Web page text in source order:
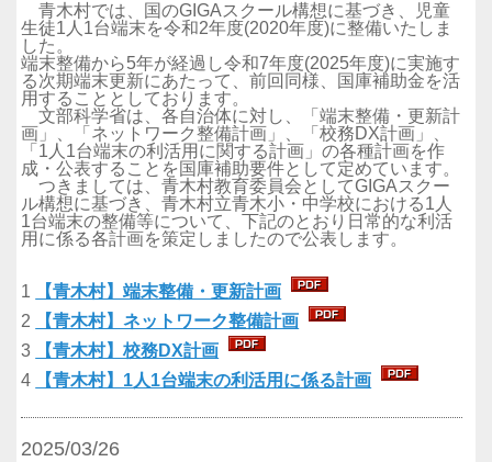
青木村では、国のGIGAスクール構想に基づき、児童
生徒1人1台端末を令和2年度(2020年度)に整備いたしま
した。
端末整備から5年が経過し令和7年度(2025年度)に実施す
る次期端末更新にあたって、前回同様、国庫補助金を活
用することとしております。
文部科学省は、各自治体に対し、「端末整備・更新計
画」、「ネットワーク整備計画」、「校務DX計画」、
「1人1台端末の利活用に関する計画」の各種計画を作
成・公表することを国庫補助要件として定めています。
つきましては、青木村教育委員会としてGIGAスクー
ル構想に基づき、青木村立青木小・中学校における1人
1台端末の整備等について、下記のとおり日常的な利活
用に係る各計画を策定しましたので公表します。
1
【青木村】端末整備・更新計画
2
【青木村】ネットワーク整備計画
3
【青木村】校務DX計画
4
【青木村】1人1台端末の利活用に係る計画
2025/03/26